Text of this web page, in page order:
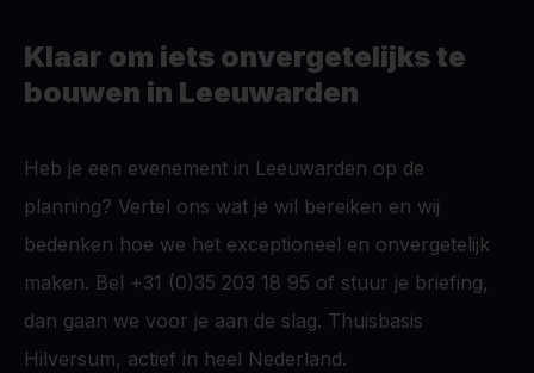
Klaar om iets onvergetelijks te
bouwen in Leeuwarden
Heb je een evenement in Leeuwarden op de
planning? Vertel ons wat je wil bereiken en wij
bedenken hoe we het exceptioneel en onvergetelijk
maken. Bel +31 (0)35 203 18 95 of stuur je briefing,
dan gaan we voor je aan de slag. Thuisbasis
Hilversum, actief in heel Nederland.